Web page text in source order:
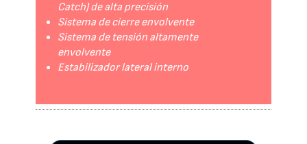
Catch) de alta precisión
Sistema de cierre envolvente
Sistema de tensión altamente
envolvente
Estabilizador lateral interno